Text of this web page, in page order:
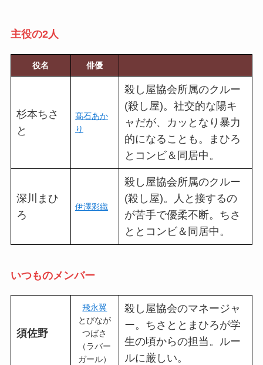
主役の2人
役名 俳優
杉本ちさ
と
髙石あか
り
殺し屋協会所属のクルー
(殺し屋)。社交的な陽キ
ャだが、カッとなり暴力
的になることも。まひろ
とコンビ＆同居中。
深川まひ
ろ
伊澤彩織
殺し屋協会所属のクルー
(殺し屋)。人と接するの
が苦手で優柔不断。ちさ
ととコンビ＆同居中。
いつものメンバー
須佐野
飛永翼
とびなが
つばさ
（ラバー
ガール）
殺し屋協会のマネージャ
ー。ちさととまひろが学
生の頃からの担当。ルー
ルに厳しい。